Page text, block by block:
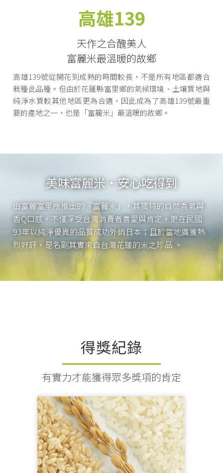
高雄139
天作之合醜美人
富麗米最溫暖的故鄉
高雄139號從開花到成熟的時間較長，不是所有地區都適合
栽種此品種。但由於花蓮縣富里鄉的氣候環境、土壤質地與
純淨水質較其他地區更為合適，因此成為了高雄139號最重
要的產地之一，也是「富麗米」最溫暖的故鄉。
美味富麗米・安心吃得到
由富麗富里所推出的「富麗米」，其獨特的自然香氣與
香Q口感，不僅深受台灣消費者喜愛與肯定，更在民國
93年以純淨優異的品質成功外銷日本；且於當地廣獲熱
烈好評，是名副其實來自台灣花蓮的米之珍品 。
得獎紀錄
有實力才能獲得眾多獎項的肯定